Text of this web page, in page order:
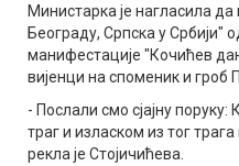
Министарка је нагласила
Београду, Српска у Србији"
манифестације "Кочићев
вијенци на споменик и гроб
- Послали смо сјајну
траг и изласком из тог
рекла је Стојичићева.